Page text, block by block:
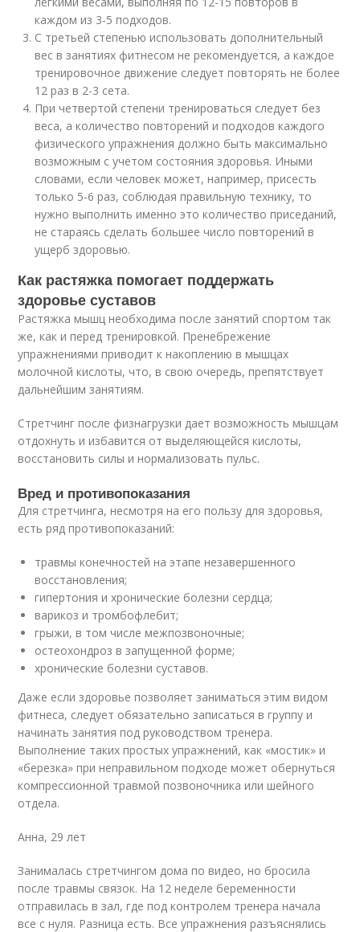
каждом из 3-5 подходов.
С третьей степенью использовать дополнительный
вес в занятиях фитнесом не рекомендуется, а каждое
тренировочное движение следует повторять не более
12 раз в 2-3 сета.
При четвертой степени тренироваться следует без
веса, а количество повторений и подходов каждого
физического упражнения должно быть максимально
возможным с учетом состояния здоровья. Иными
словами, если человек может, например, присесть
только 5-6 раз, соблюдая правильную технику, то
нужно выполнить именно это количество приседаний,
не стараясь сделать большее число повторений в
ущерб здоровью.
Как растяжка помогает поддержать
здоровье суставов
Растяжка мышц необходима после занятий спортом так
же, как и перед тренировкой. Пренебрежение
упражнениями приводит к накоплению в мышцах
молочной кислоты, что, в свою очередь, препятствует
дальнейшим занятиям.
Стретчинг после физнагрузки дает возможность мышцам
отдохнуть и избавится от выделяющейся кислоты,
восстановить силы и нормализовать пульс.
Вред и противопоказания
Для стретчинга, несмотря на его пользу для здоровья,
есть ряд противопоказаний:
травмы конечностей на этапе незавершенного
восстановления;
гипертония и хронические болезни сердца;
варикоз и тромбофлебит;
грыжи, в том числе межпозвоночные;
остеохондроз в запущенной форме;
хронические болезни суставов.
Даже если здоровье позволяет заниматься этим видом
фитнеса, следует обязательно записаться в группу и
начинать занятия под руководством тренера.
Выполнение таких простых упражнений, как «мостик» и
«березка» при неправильном подходе может обернуться
компрессионной травмой позвоночника или шейного
отдела.
Анна, 29 лет
Занималась стретчингом дома повидео, но бросила
после травмы связок. На 12 неделе беременности
отправилась в зал, где под контролем тренера начала
все с нуля. Разница есть. Все упражнения разъяснялись